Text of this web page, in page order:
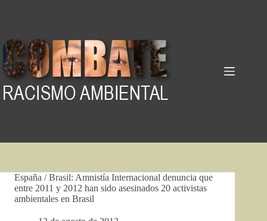
España / Brasil: Amnistía Internacional denuncia que
entre 2011 y 2012 han sido asesinados 20 activistas
ambientales en Brasil